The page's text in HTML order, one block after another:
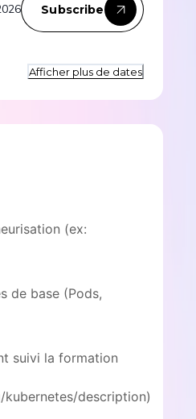
Subscribe
Afficher plus de dates
(ex:
de base (Pods,
suivi la formation
description)